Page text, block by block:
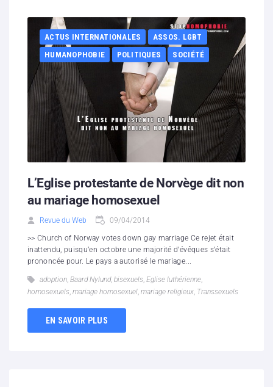
Boutique
Partenaires
Contacts
Hébergement solidaire
ACTUS INTERNATIONALES
ASSOS. LGBT
HUMANOPHOBIE
POLITIQUES SOCIÉTÉ
L’Eglise protestante de Norvège dit non
au mariage homosexuel
Revue du Web 09/04/2014
>> Church of Norway votes down gay marriage Ce rejet était
inattendu, puisqu’en octobre une majorité d’évêques s’était
prononcée pour. Le pays a autorisé le mariage...
adoption, Baard Nylund, bisexuels, Eglise luthérienne,
homosexuels, mariage homosexuel, mariage religieux, Transsexuels
EN SAVOIR PLUS